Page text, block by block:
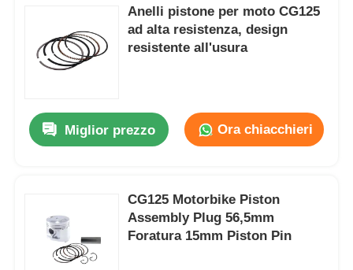
Anelli pistone per moto CG125
ad alta resistenza, design
resistente all'usura
Miglior prezzo Ora chiacchieri
CG125 Motorbike Piston
Assembly Plug 56,5mm
Foratura 15mm Piston Pin